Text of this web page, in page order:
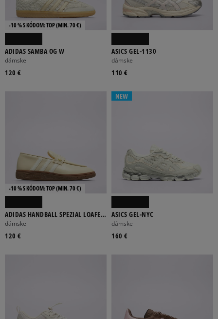
-10 % S KÓDOM: TOP (MIN. 70 €)
ADIDAS SAMBA OG W
dámske
120 €
ASICS GEL-1130
dámske
110 €
-10 % S KÓDOM: TOP (MIN. 70 €)
ADIDAS HANDBALL SPEZIAL LOAFER
W
dámske
120 €
NEW
ASICS GEL-NYC
dámske
160 €